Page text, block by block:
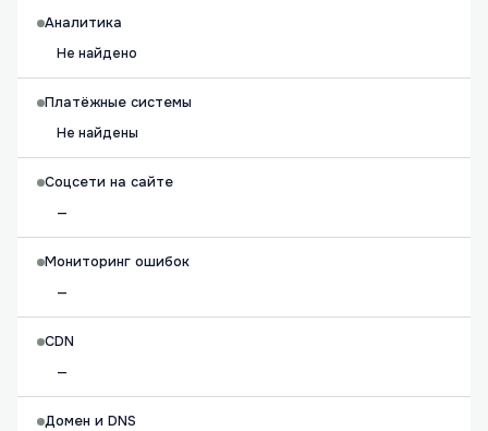
Аналитика
Не найдено
Платёжные системы
Не найдены
Соцсети на сайте
—
Мониторинг ошибок
—
CDN
—
Домен и DNS